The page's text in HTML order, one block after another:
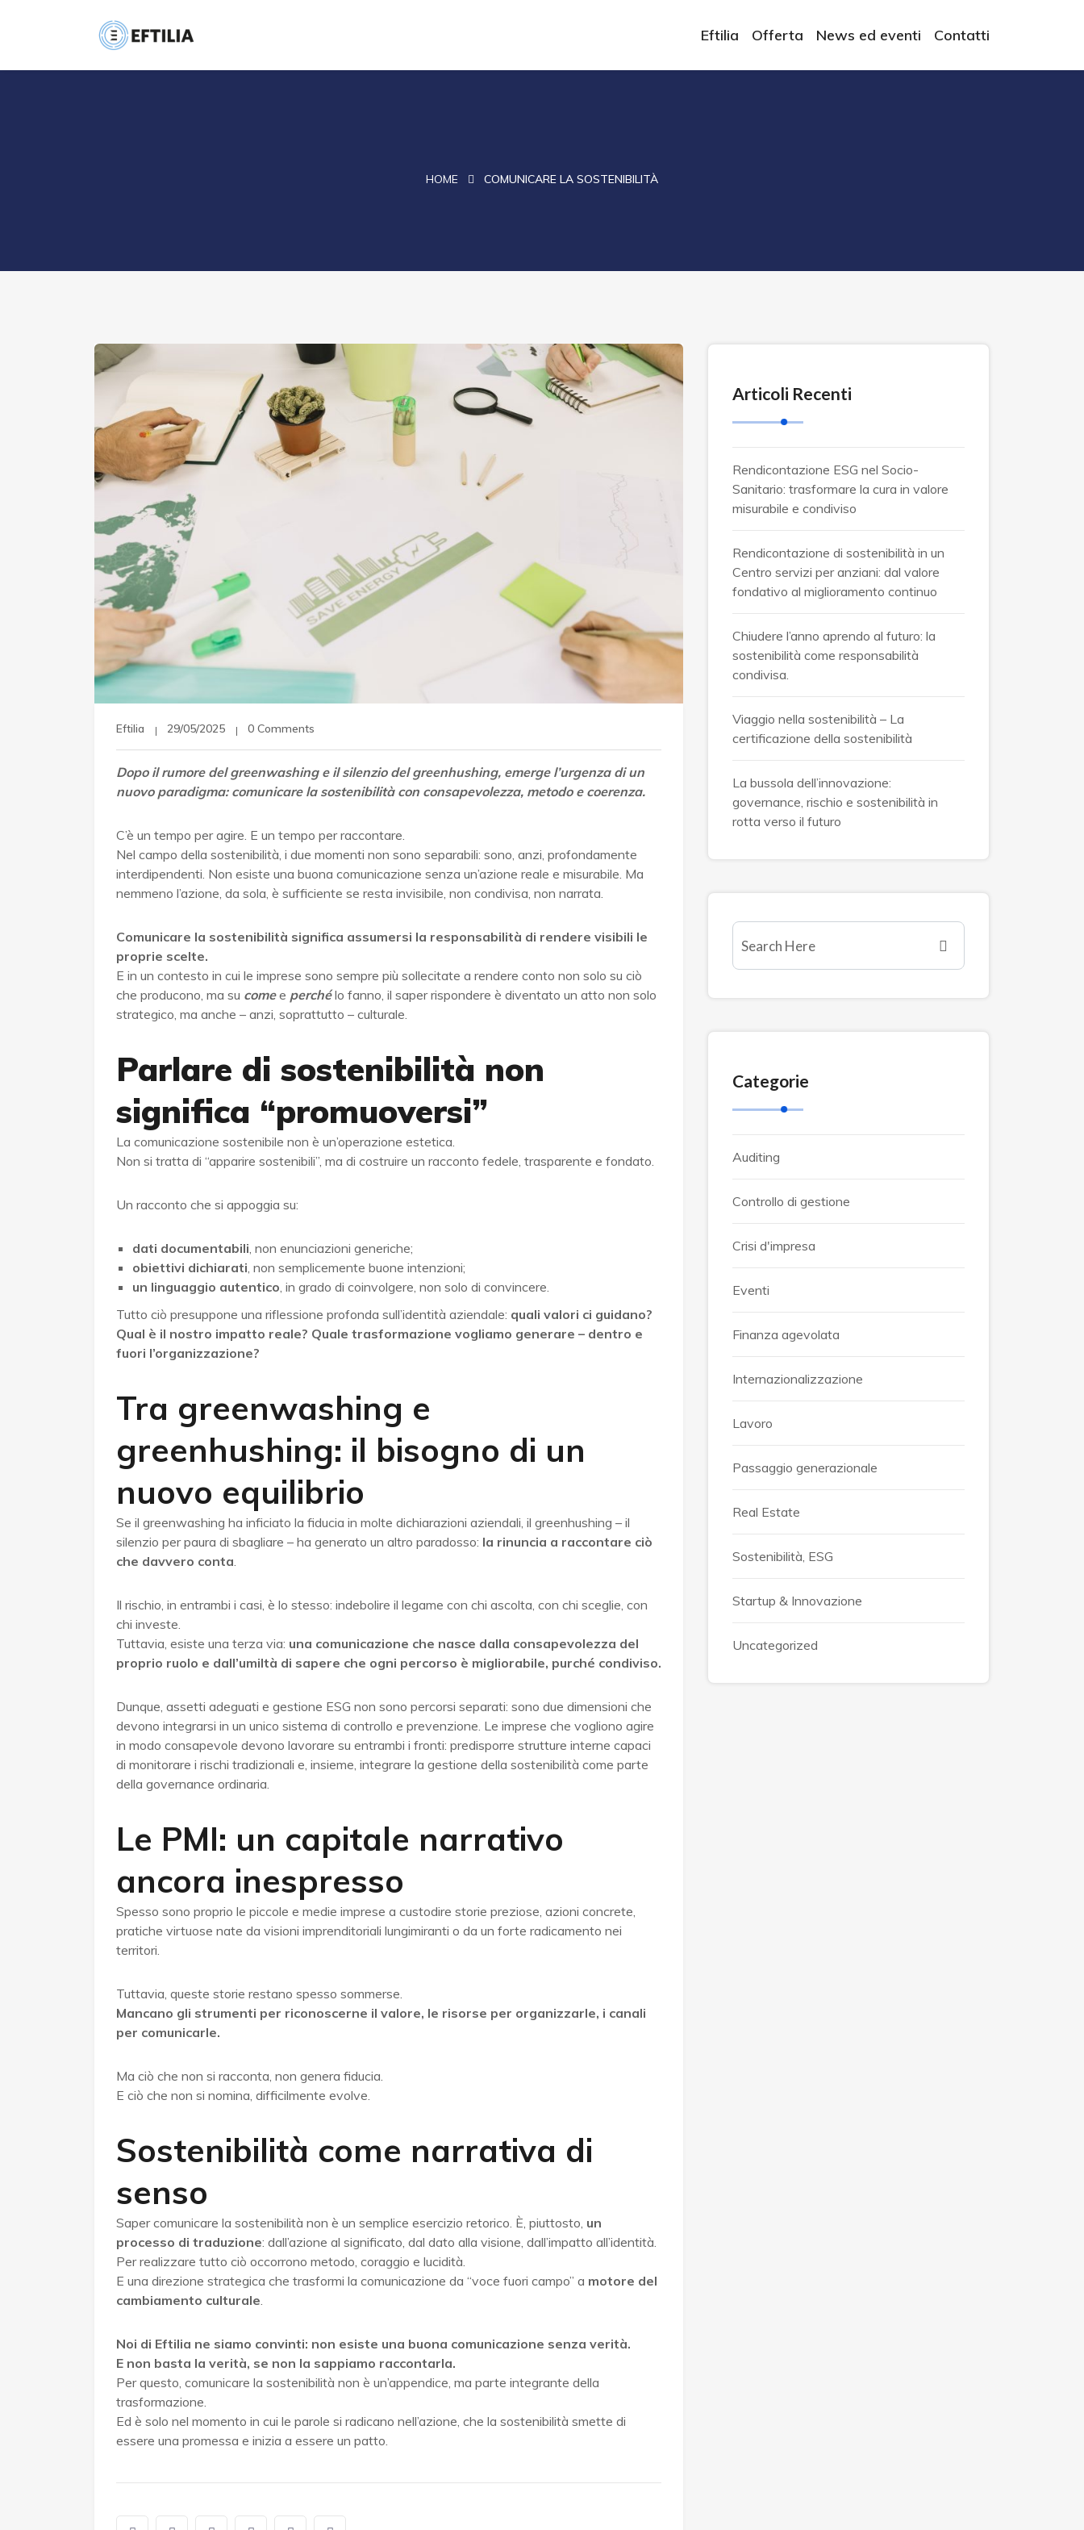
Eftilia Offerta News ed eventi Contatti
HOME COMUNICARE LA SOSTENIBILITÀ
Eftilia 29/05/2025 0 Comments
Dopo il rumore del greenwashing e il silenzio del greenhushing, emerge l’urgenza di un
nuovo paradigma: comunicare la sostenibilità con consapevolezza, metodo e coerenza.
C’è un tempo per agire. E un tempo per raccontare.
Nel campo della sostenibilità, i due momenti non sono separabili: sono, anzi, profondamente
interdipendenti. Non esiste una buona comunicazione senza un’azione reale e misurabile. Ma
nemmeno l’azione, da sola, è sufficiente se resta invisibile, non condivisa, non narrata.
Comunicare la sostenibilità significa assumersi la responsabilità di rendere visibili le
proprie scelte.
E in un contesto in cui le imprese sono sempre più sollecitate a rendere conto non solo su ciò
che producono, ma su comee perchélo fanno, il saper rispondere è diventato un atto non solo
strategico, ma anche – anzi, soprattutto – culturale.
Parlare di sostenibilità non
significa “promuoversi”
La comunicazione sostenibile non è un’operazione estetica.
Non si tratta di “apparire sostenibili”, ma di costruire un racconto fedele, trasparente e fondato.
Un racconto che si appoggia su:
dati documentabili, non enunciazioni generiche;
obiettivi dichiarati, non semplicemente buone intenzioni;
un linguaggio autentico, in grado di coinvolgere, non solo di convincere.
Tutto ciò presuppone una riflessione profonda sull’identità aziendale: quali valori ci guidano?
Qual è il nostro impatto reale? Quale trasformazione vogliamo generare – dentro e
fuori l’organizzazione?
Tra greenwashing e
greenhushing: il bisogno di un
nuovo equilibrio
Se il greenwashing ha inficiato la fiducia in molte dichiarazioni aziendali, il greenhushing – il
silenzio per paura di sbagliare – ha generato un altro paradosso: la rinuncia a raccontare ciò
che davvero conta.
Il rischio, in entrambi i casi, è lo stesso: indebolire il legame con chi ascolta, con chi sceglie, con
chi investe.
Tuttavia, esiste una terza via: una comunicazione che nasce dalla consapevolezza del
proprio ruolo e dall’umiltà di sapere che ogni percorso è migliorabile, purché condiviso.
Dunque, assetti adeguati e gestione ESG non sono percorsi separati: sono due dimensioni che
devono integrarsi in un unico sistema di controllo e prevenzione. Le imprese che vogliono agire
in modo consapevole devono lavorare su entrambi i fronti: predisporre strutture interne capaci
di monitorare i rischi tradizionali e, insieme, integrare la gestione della sostenibilità come parte
della governance ordinaria.
Le PMI: un capitale narrativo
ancora inespresso
Spesso sono proprio le piccole e medie imprese a custodire storie preziose, azioni concrete,
pratiche virtuose nate da visioni imprenditoriali lungimiranti o da un forte radicamento nei
territori.
Tuttavia, queste storie restano spesso sommerse.
Mancano gli strumenti per riconoscerne il valore, le risorse per organizzarle, i canali
per comunicarle.
Ma ciò che non si racconta, non genera fiducia.
E ciò che non si nomina, difficilmente evolve.
Sostenibilità come narrativa di
senso
Saper comunicare la sostenibilità non è un semplice esercizio retorico. È, piuttosto, un
processo di traduzione: dall’azione al significato, dal dato alla visione, dall’impatto all’identità.
Per realizzare tutto ciò occorrono metodo, coraggio e lucidità.
E una direzione strategica che trasformi la comunicazione da “voce fuori campo” a motore del
cambiamento culturale.
Noi di Eftilia ne siamo convinti: non esiste una buona comunicazione senza verità.
E non basta la verità, se non la sappiamo raccontarla.
Per questo, comunicare la sostenibilità non è un’appendice, ma parte integrante della
trasformazione.
Ed è solo nel momento in cui le parole si radicano nell’azione, che la sostenibilità smette di
essere una promessa e inizia a essere un patto.
Articoli Recenti
Rendicontazione ESG nel Socio-
Sanitario: trasformare la cura in valore
misurabile e condiviso
Rendicontazione di sostenibilità in un
Centro servizi per anziani: dal valore
fondativo al miglioramento continuo
Chiudere l’anno aprendo al futuro: la
sostenibilità come responsabilità
condivisa.
Viaggio nella sostenibilità – La
certificazione della sostenibilità
La bussola dell’innovazione:
governance, rischio e sostenibilità in
rotta verso il futuro
Categorie
Auditing
Controllo di gestione
Crisi d'impresa
Eventi
Finanza agevolata
Internazionalizzazione
Lavoro
Passaggio generazionale
Real Estate
Sostenibilità, ESG
Startup & Innovazione
Uncategorized